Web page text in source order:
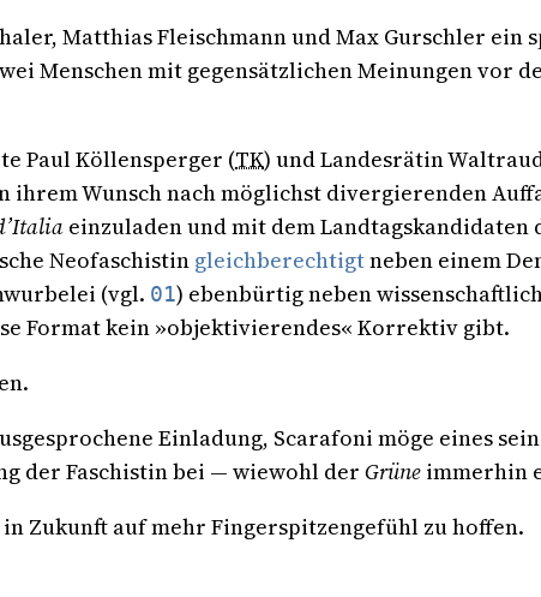
Matthias Fleischmann und Max Gurschler ein
Menschen mit gegensätzlichen Meinungen vor
Paul Köllensperger (TK) und Landesrätin
Wunsch nach möglichst divergierenden
einzuladen und mit dem Landtagskandidaten
Neofaschistin gleichberechtigtneben einem
(vgl. 01) ebenbürtig neben
Format kein »objektivierendes« Korrektiv gibt.
Einladung, Scarafoni möge eines
der Faschistin bei — wiewohl der Grüne immerhin
Zukunft auf mehr Fingerspitzengefühl zu hoffen.